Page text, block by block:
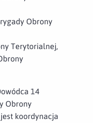
Obrony
Terytorialnej,
14
Obrony
koordynacja